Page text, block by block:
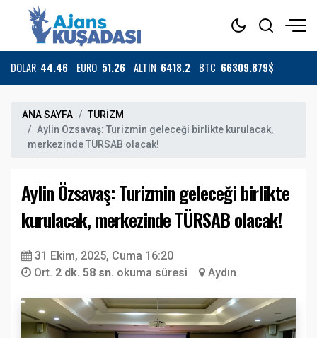
DOLAR 44.46 EURO 51.26 ALTIN 6418.2 BTC 66309.879$
ANA SAYFA
TURİZM
Aylin Özsavaş: Turizmin geleceği birlikte kurulacak,
merkezinde TÜRSAB olacak!
Aylin Özsavaş: Turizmin geleceği birlikte
kurulacak, merkezinde TÜRSAB olacak!
31 Ekim, 2025, Cuma 16:20
Ort. 2 dk. 58 sn. okuma süresi Aydın